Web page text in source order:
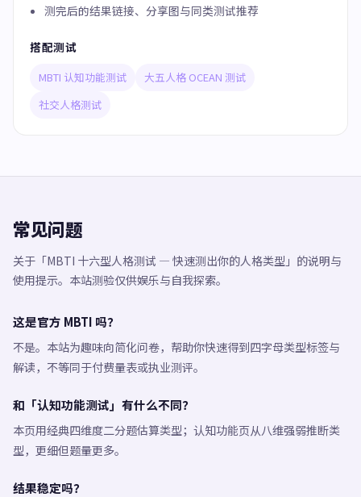
测完后的结果链接、分享图与同类测试推荐
搭配测试
MBTI 认知功能测试
大五人格 OCEAN 测试
社交人格测试
常见问题
关于「MBTI 十六型人格测试 — 快速测出你的人格类型」的说明与
使用提示。本站测验仅供娱乐与自我探索。
这是官方 MBTI 吗？
不是。本站为趣味向简化问卷，帮助你快速得到四字母类型标签与
解读，不等同于付费量表或执业测评。
和「认知功能测试」有什么不同？
本页用经典四维度二分题估算类型；认知功能页从八维强弱推断类
型，更细但题量更多。
结果稳定吗？